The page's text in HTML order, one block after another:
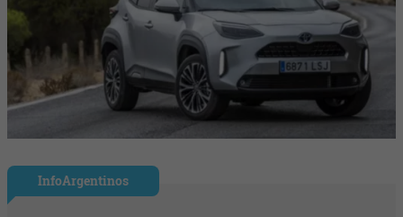
InfoArgentinos